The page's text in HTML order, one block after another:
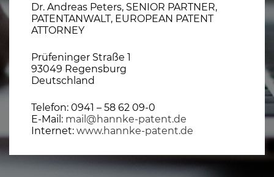
Dr. Andreas Peters, SENIOR PARTNER,
PATENTANWALT, EUROPEAN PATENT
ATTORNEY
Prüfeninger Straße 1
93049 Regensburg
Deutschland
Telefon: 0941 – 58 62 09-0
E-Mail: mail@hannke-patent.de
Internet: www.hannke-patent.de